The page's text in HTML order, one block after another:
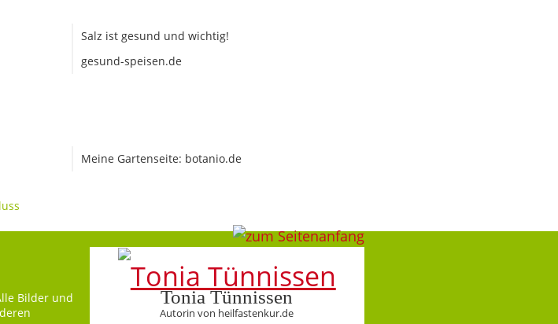
Salz ist gesund und wichtig!
gesund-speisen.de
Meine Gartenseite: botanio.de
Tonia Tünnissen
Autorin von heilfastenkur.de
Bilder und